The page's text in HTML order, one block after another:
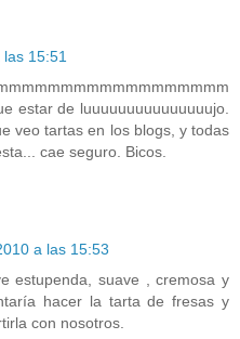
las 15:51
estar de luuuuuuuuuuuuuuujo.
veo tartas en los blogs, y todas
cae seguro. Bicos.
a las 15:53
estupenda, suave , cremosa y
hacer la tarta de fresas y
con nosotros.